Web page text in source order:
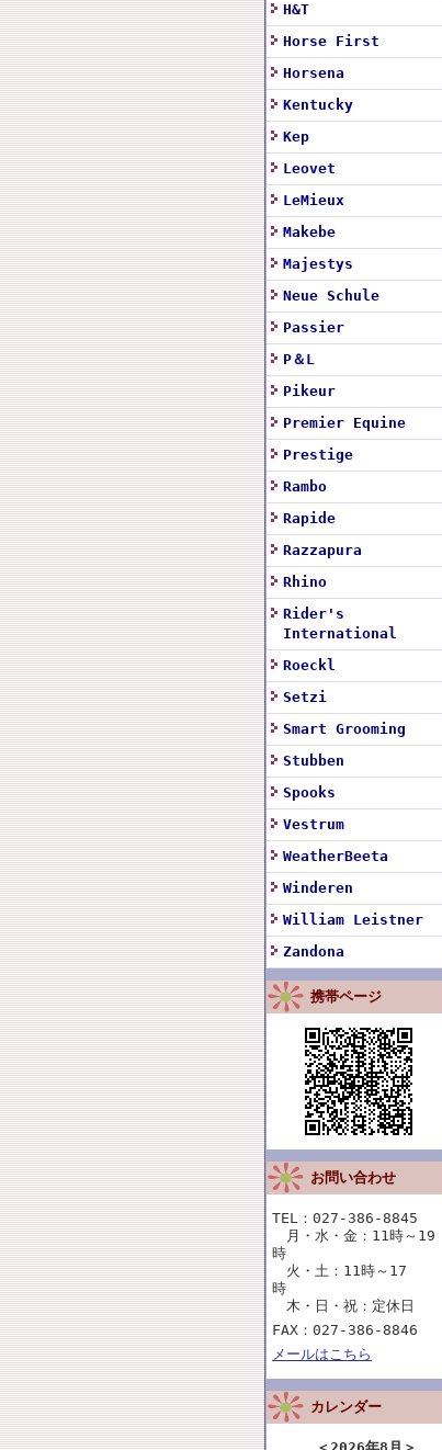
H&T
Horse First
Horsena
Kentucky
Kep
Leovet
LeMieux
Makebe
Majestys
Neue Schule
Passier
P＆L
Pikeur
Premier Equine
Prestige
Rambo
Rapide
Razzapura
Rhino
Rider's
International
Roeckl
Setzi
Smart Grooming
Stubben
Spooks
Vestrum
WeatherBeeta
Winderen
William Leistner
Zandona
携帯ページ
お問い合わせ
TEL：027-386-8845
月・水・金：11時～19
時
火・土：11時～17
時
木・日・祝：定休日
FAX：027-386-8846
メールはこちら
カレンダー